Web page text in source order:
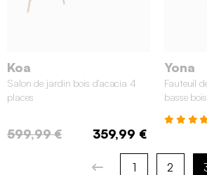
Koa
Salon de jardin bois d'acacia 4
places
599,99 € 359,99 €
Yona
Fauteuil
basse
1 2